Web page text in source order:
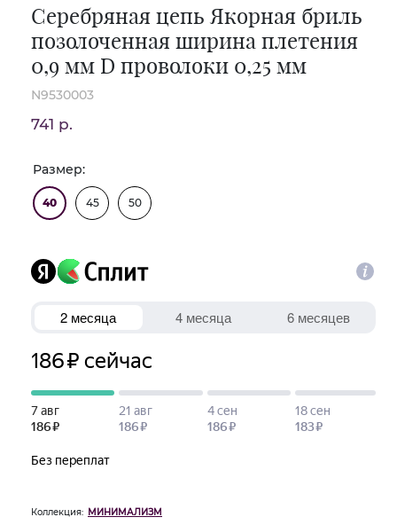
Серебряная цепь Якорная бриль
позолоченная ширина плетения
0,9 мм D проволоки 0,25 мм
N9530003
741 р.
Размер:
40 45 50
Коллекция: МИНИМАЛИЗМ